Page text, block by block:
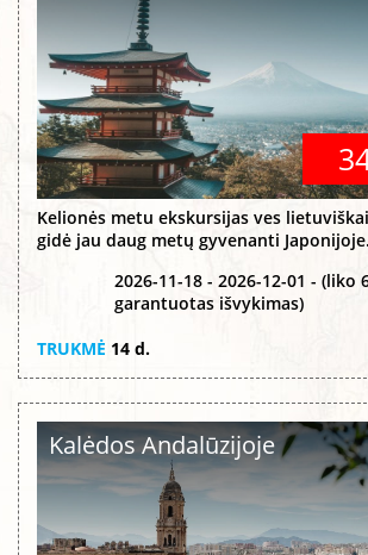
Kelionės metu ekskursijas ves
gidė jau daug metų gyvenanti Japonijoje.
2026-11-18 - 2026-12-01 - (liko
garantuotas išvykimas)
TRUKMĖ 14 d.
Kalėdos Andalūzijoje